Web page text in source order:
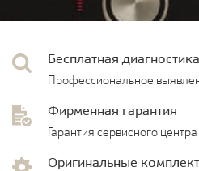
Бесплатная диагностика
Профессиональное
Фирменная гарантия
Гарантия сервисного центра
Оригинальные